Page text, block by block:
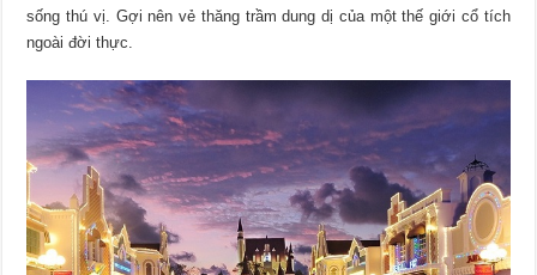
sống thú vị. Gợi nên vẻ thăng trầm dung dị của một thế giới cổ tích
ngoài đời thực.